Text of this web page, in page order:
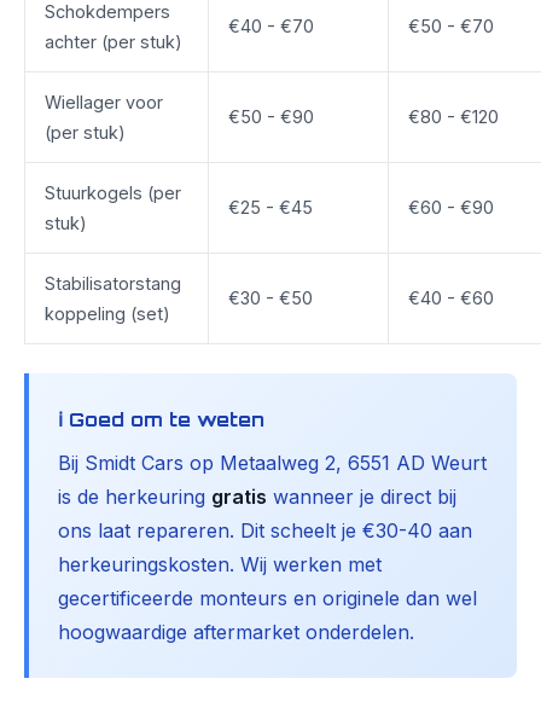
Schokdempers
achter (per stuk)
€40 - €70 €50 - €70
Wiellager voor
(per stuk)
€50 - €90 €80 - €120
Stuurkogels (per
stuk)
€25 - €45 €60 - €90
Stabilisatorstang
koppeling (set)
€30 - €50 €40 - €60
ℹ️ Goed om te weten
Bij Smidt Cars op Metaalweg 2, 6551 AD Weurt
is de herkeuring gratis wanneer je direct bij
ons laat repareren. Dit scheelt je €30-40 aan
herkeuringskosten. Wij werken met
gecertificeerde monteurs en originele dan wel
hoogwaardige aftermarket onderdelen.